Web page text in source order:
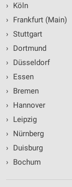
›
Köln
›
Frankfurt (Main)
› Stuttgart
›
Dortmund
›
Düsseldorf
›
Essen
›
Bremen
›
Hannover
›
Leipzig
›
Nürnberg
›
Duisburg
›
Bochum